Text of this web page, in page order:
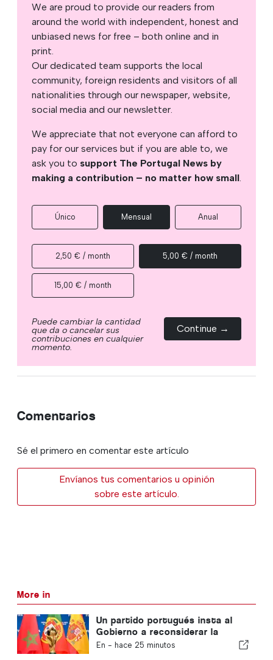
We are proud to provide our readers from
around the world with independent, honest and
unbiased news for free – both online and in
print.
Our dedicated team supports the local
community, foreign residents and visitors of all
nationalities through our newspaper, website,
social media and our newsletter.
We appreciate that not everyone can afford to
pay for our services but if you are able to, we
ask you to support The Portugal News by
making a contribution – no matter how small.
Único Mensual Anual
2,50 € / month 5,00 € / month
15,00 € / month
Puede cambiar la cantidad
que da o cancelar sus
contribuciones en cualquier
momento.
Continue →
Comentarios
Sé el primero en comentar este artículo
Envíanos tus comentarios u opinión
sobre este artículo.
More in
Un partido portugués insta al
Gobierno a reconsiderar la
candidatura de Marruecos para
En - hace 25 minutos